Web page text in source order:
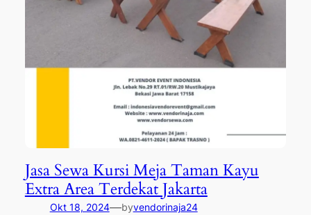
Jasa Sewa Kursi Meja Taman Kayu
Extra Area Terdekat Jakarta
Okt 18, 2024—byvendorinaja24